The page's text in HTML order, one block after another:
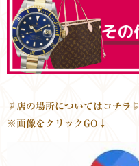
☟店の場所についてはコチラ☟
※画像をクリックGO↓